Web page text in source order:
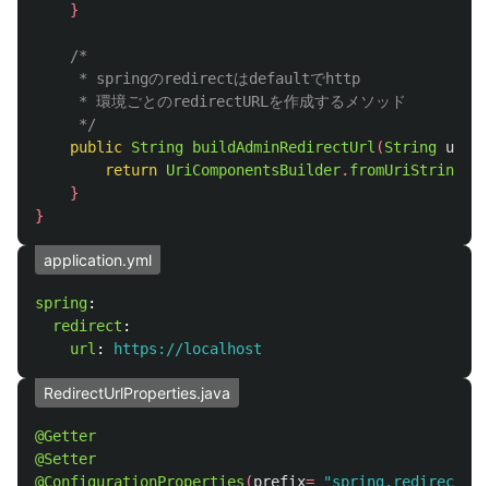
}
/*
     * springのredirectはdefaultでhttp
     * 環境ごとのredirectURLを作成するメソッド
     */
public String buildAdminRedirectUrl (String url
return UriComponentsBuilder. fromUriString
}
}
application.yml
spring:
redirect :
url : https://localhost
RedirectUrlProperties.java
@Getter
@Setter
@ConfigurationProperties (prefix= "spring.redirect"